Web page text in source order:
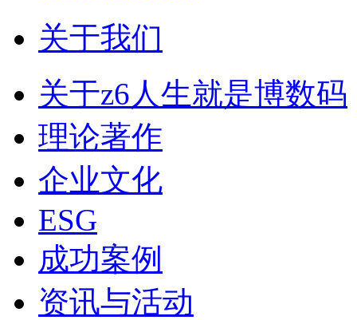
关于我们
关于z6人生就是博数码
理论著作
企业文化
ESG
成功案例
资讯与活动